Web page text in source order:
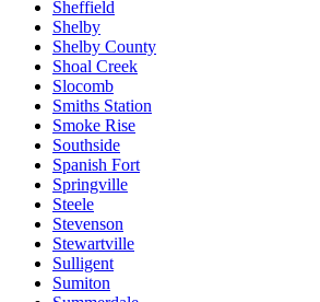
Sheffield
Shelby
Shelby County
Shoal Creek
Slocomb
Smiths Station
Smoke Rise
Southside
Spanish Fort
Springville
Steele
Stevenson
Stewartville
Sulligent
Sumiton